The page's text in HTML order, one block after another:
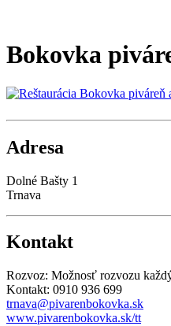
Bokovka
Adresa
Dolné Bašty 1
Trnava
Kontakt
Rozvoz: Možnosť rozvozu
Kontakt: 0910 936 699
trnava@pivarenbokovka.sk
www.pivarenbokovka.sk/tt